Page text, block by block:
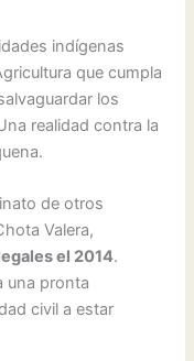
indígenas
que cumpla
los
realidad contra la
de otros
Valera,
el 2014.
una pronta
civil a estar